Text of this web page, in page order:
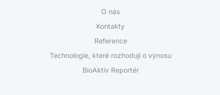
O nás
Kontakty
Reference
Technologie, které rozhodují o výnosu
BioAktiv Reportér